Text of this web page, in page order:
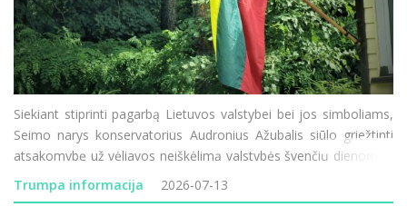
Siekiant stiprinti pagarbą Lietuvos valstybei bei jos simboliams,
Seimo narys konservatorius Audronius Ažubalis siūlo griežtinti
atsakomybę už vėliavos neiškėlimą valstybės švenčių dienomis.
Administracinių nusižengimų kodekso (ANK) pakeitimo projektą
įregistravęs parlament
Trumpa informacija 2026-07-13